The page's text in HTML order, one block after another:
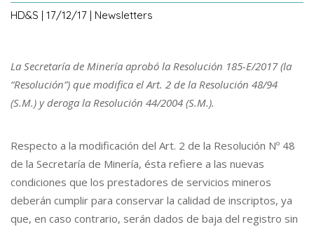
HD&S | 17/12/17 | Newsletters
La Secretaría de Minería aprobó la Resolución 185-E/2017 (la
“Resolución”) que modifica el Art. 2 de la Resolución 48/94
(S.M.) y deroga la Resolución 44/2004 (S.M.).
Respecto a la modificación del Art. 2 de la Resolución Nº 48
de la Secretaría de Minería, ésta refiere a las nuevas
condiciones que los prestadores de servicios mineros
deberán cumplir para conservar la calidad de inscriptos, ya
que, en caso contrario, serán dados de baja del registro sin